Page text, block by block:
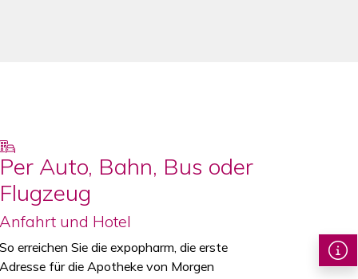
Per Auto, Bahn, Bus oder
Flugzeug
Anfahrt und Hotel
So erreichen Sie die expopharm, die erste
Adresse für die Apotheke von Morgen